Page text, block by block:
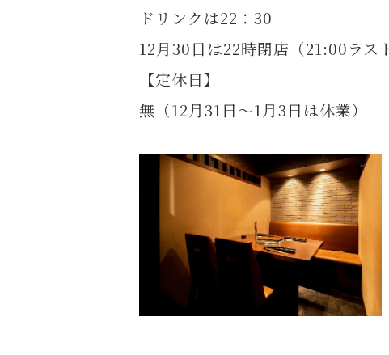
ドリンクは22：30
12月30日は22時閉店（21:00ラス
【定休日】
無（12月31日～1月3日は休業）